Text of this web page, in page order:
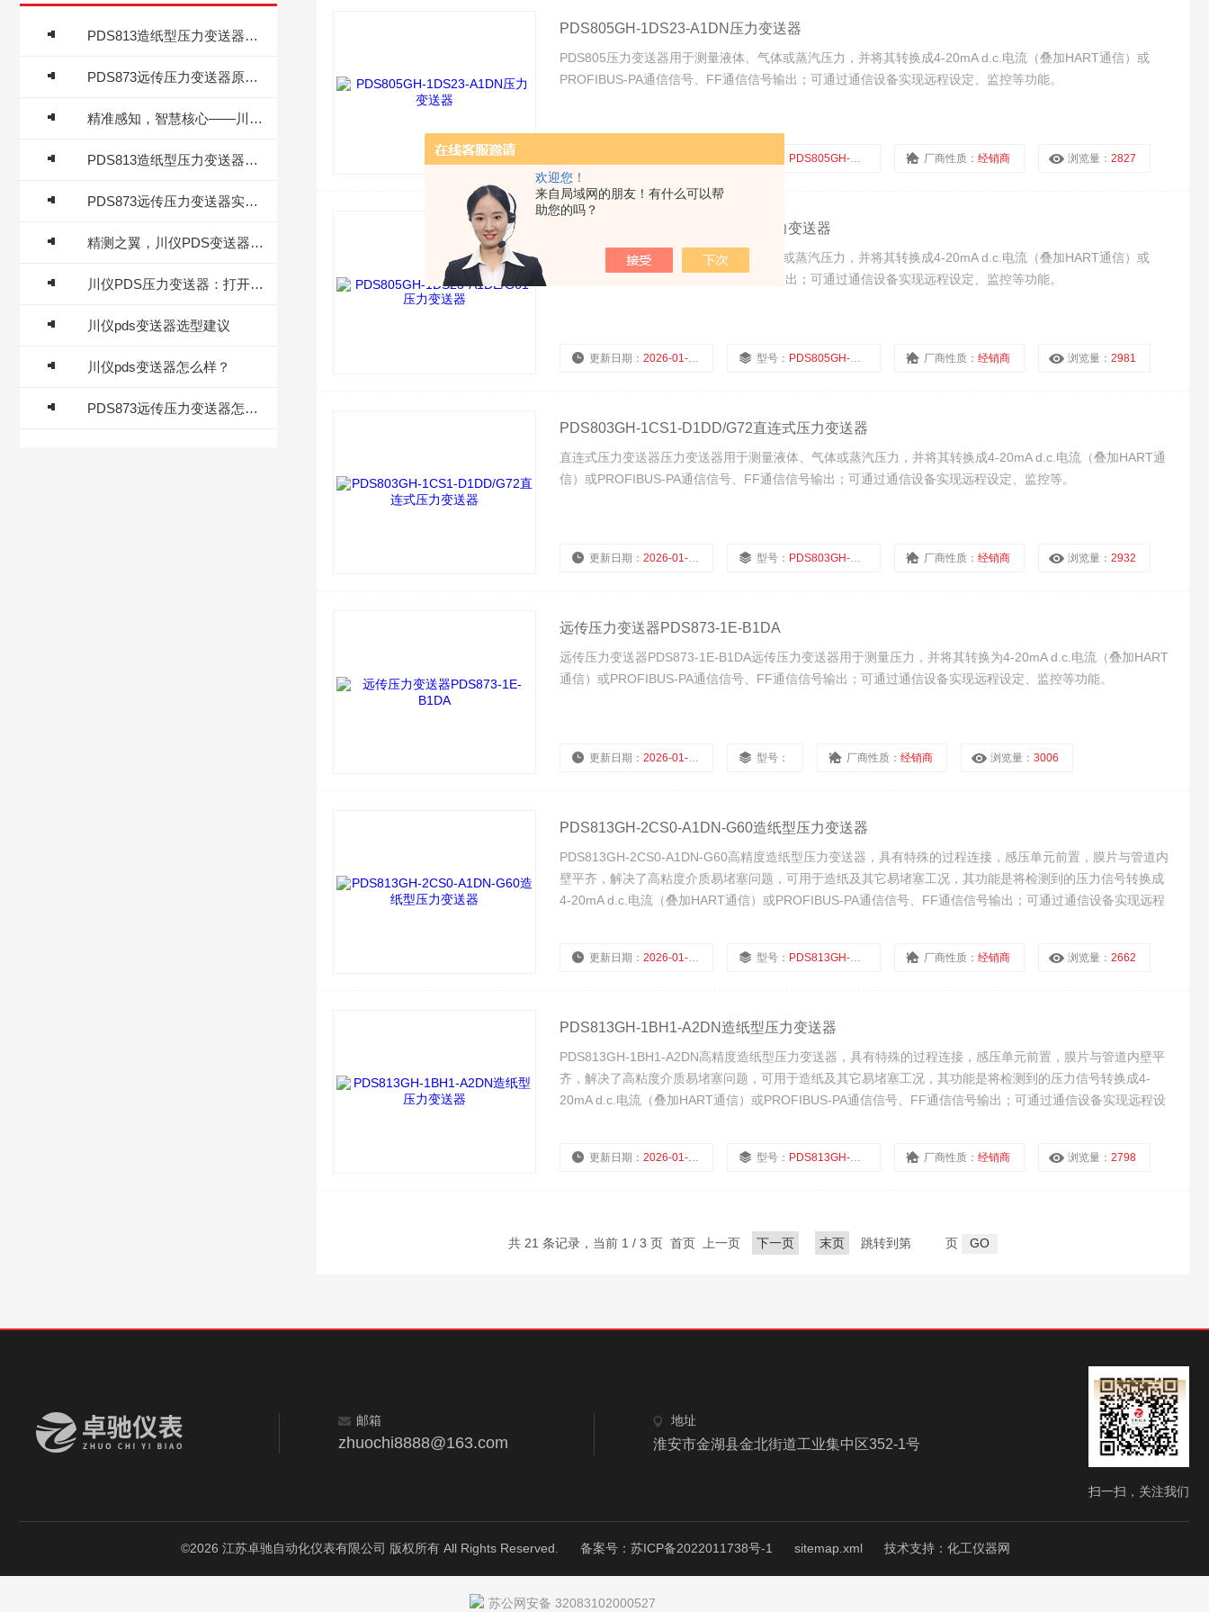
欢迎您！
来自局域网的朋友！有什么可以帮
助您的吗？
PDS813造纸型压力变送器的平膜传感原理与制浆造纸全流程应用
PDS873远传压力变送器原理及应用详解
精准感知，智慧核心——川仪PDS压力变送器赋能工业自动化
PDS813造纸型压力变送器适配造纸恶劣工况
PDS873远传压力变送器实现远程压力监测
精测之翼，川仪PDS变送器的工艺进化论
川仪PDS压力变送器：打开智能工业的“感知之门”
川仪pds变送器选型建议
川仪pds变送器怎么样？
PDS873远传压力变送器怎样远程传输？
PDS805GH-1DS23-A1DN压力变送器
​PDS805压力变送器用于测量液体、气体或蒸汽压力，并将其转换成4-20mA d.c.电流（叠加HART通信）或
PROFIBUS-PA通信信号、FF通信信号输出；可通过通信设备实现远程设定、监控等功能。
PDS805GH-1DS23-A1DN 厂商性质：经销商 浏览量：2827
PDS805GH-1DS23-A1DE/G61压力变送器
​PDS805压力变送器用于测量液体、气体或蒸汽压力，并将其转换成4-20mA d.c.电流（叠加HART通信）或
PROFIBUS-PA通信信号、FF通信信号输出；可通过通信设备实现远程设定、监控等功能。
更新日期：2026-01-29 型号： PDS805GH-1DS23-A1DE/G61 厂商性质：经销商 浏览量：2981
PDS803GH-1CS1-D1DD/G72直连式压力变送器
直连式压力变送器压力变送器用于测量液体、气体或蒸汽压力，并将其转换成4-20mA d.c.电流（叠加HART通
信）或PROFIBUS-PA通信信号、FF通信信号输出；可通过通信设备实现远程设定、监控等。
更新日期：2026-01-28 型号： PDS803GH-1CS1-D1DD/G72 厂商性质：经销商 浏览量：2932
远传压力变送器PDS873-1E-B1DA
远传压力变送器PDS873-1E-B1DA远传压力变送器用于测量压力，并将其转换为4-20mA d.c.电流（叠加HART
通信）或PROFIBUS-PA通信信号、FF通信信号输出；可通过通信设备实现远程设定、监控等功能。
更新日期：2026-01-28 型号： 厂商性质：经销商 浏览量：3006
PDS813GH-2CS0-A1DN-G60造纸型压力变送器
PDS813GH-2CS0-A1DN-G60高精度造纸型压力变送器，具有特殊的过程连接，感压单元前置，膜片与管道内
壁平齐，解决了高粘度介质易堵塞问题，可用于造纸及其它易堵塞工况，其功能是将检测到的压力信号转换成
4-20mA d.c.电流（叠加HART通信）或PROFIBUS-PA通信信号、FF通信信号输出；可通过通信设备实现远程
更新日期：2026-01-28 型号： PDS813GH-2CS0-A1DN-G60 厂商性质：经销商 浏览量：2662
PDS813GH-1BH1-A2DN造纸型压力变送器
PDS813GH-1BH1-A2DN高精度造纸型压力变送器，具有特殊的过程连接，感压单元前置，膜片与管道内壁平
齐，解决了高粘度介质易堵塞问题，可用于造纸及其它易堵塞工况，其功能是将检测到的压力信号转换成4-
20mA d.c.电流（叠加HART通信）或PROFIBUS-PA通信信号、FF通信信号输出；可通过通信设备实现远程设
更新日期：2026-01-28 型号： PDS813GH-1BH1-A2DN 厂商性质：经销商 浏览量：2798
共 21 条记录，当前 1 / 3 页 首页 上一页 下一页 末页 跳转到第 页
邮箱
zhuochi8888@163.com
地址
淮安市金湖县金北街道工业集中区352-1号
扫一扫，关注我们
©2026 江苏卓驰自动化仪表有限公司 版权所有 All Rights Reserved. 备案号：苏ICP备2022011738号-1 sitemap.xml 技术支持： 化工仪器网
苏公网安备 32083102000527